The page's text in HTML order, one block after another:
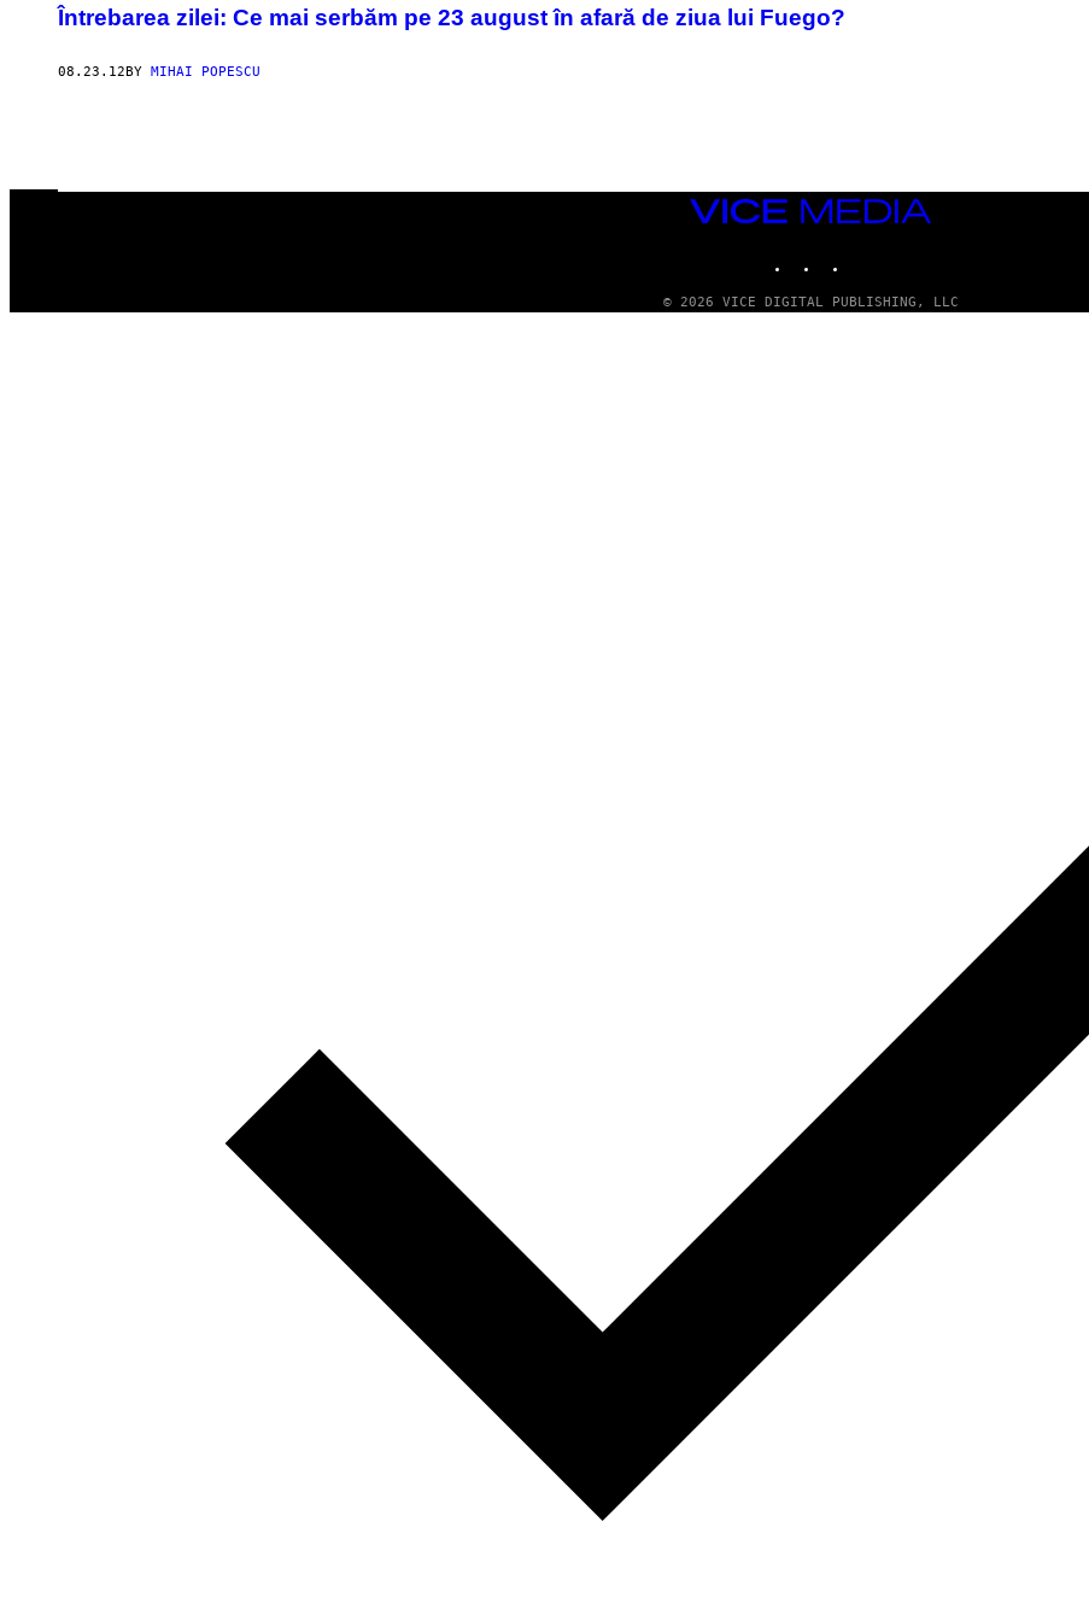
Întrebarea zilei: Ce mai serbăm pe 23 august în afară de ziua lui Fuego?
08.23.12BY MIHAI POPESCU
VICE
MEDIA
© 2026 VICE DIGITAL PUBLISHING, LLC